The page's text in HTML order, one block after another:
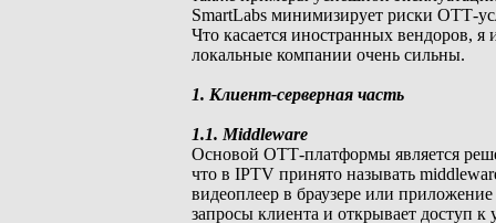
SmartLabs минимизирует риски ОТТ-
Что касается иностранных вендоров,
локальные компании очень сильны.
1. Клиент-серверная часть
1.1. Middleware
Основой ОТТ-платформы является
что в IPTV принято называть
видеоплеер в браузере или
запросы клиента и открывает доступ